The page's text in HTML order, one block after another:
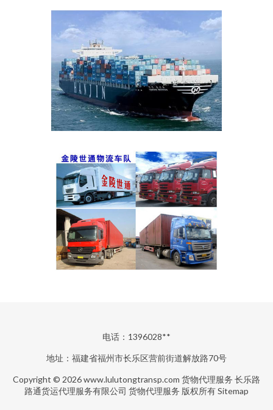
电话：1396028**
地址：福建省福州市长乐区营前街道解放路70号
Copyright © 2026www.lulutongtransp.com 货物代理服务 长乐路
路通货运代理服务有限公司 货物代理服务 版权所有Sitemap